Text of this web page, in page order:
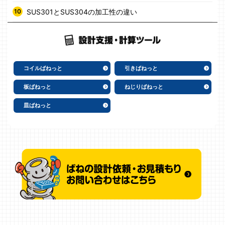
SUS301とSUS304の加工性の違い
コイルばねっと 引きばねっと
板ばねっと ねじりばねっと
皿ばねっと